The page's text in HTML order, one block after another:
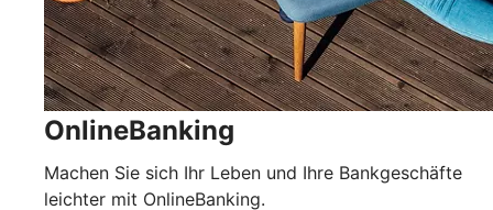
OnlineBanking
Machen Sie sich Ihr Leben und Ihre Bankgeschäfte
leichter mit OnlineBanking.